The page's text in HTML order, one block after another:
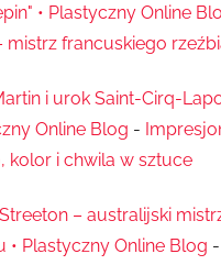
• Plastyczny Online
mistrz francuskiego
i urok Saint-Cirq-
Online Blog -
kolor i chwila w sztuce
– australijski
• Plastyczny Online Blog -